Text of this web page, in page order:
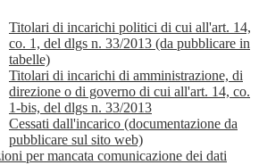
Titolari di incarichi politici di cui all'art. 14,
co. 1, del dlgs n. 33/2013 (da pubblicare in
tabelle)
Titolari di incarichi di amministrazione, di
direzione o di governo di cui all'art. 14, co.
1-bis, del dlgs n. 33/2013
Cessati dall'incarico (documentazione da
pubblicare sul sito web)
per mancata comunicazione dei dati